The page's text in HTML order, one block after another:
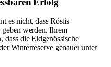
Erfolg
es nicht, dass Röstis
werden. Ihrem
dass die Eidgenössische
Winterreserve genauer unter